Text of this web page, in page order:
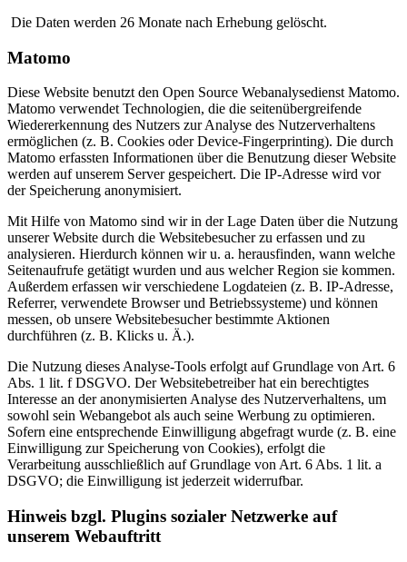
Die Daten werden 26 Monate nach Erhebung gelöscht.
Matomo
Diese Website benutzt den Open Source Webanalysedienst Matomo.
Matomo verwendet Technologien, die die seitenübergreifende
Wiedererkennung des Nutzers zur Analyse des Nutzerverhaltens
ermöglichen (z. B. Cookies oder Device-Fingerprinting). Die durch
Matomo erfassten Informationen über die Benutzung dieser Website
werden auf unserem Server gespeichert. Die IP-Adresse wird vor
der Speicherung anonymisiert.
Mit Hilfe von Matomo sind wir in der Lage Daten über die Nutzung
unserer Website durch die Websitebesucher zu erfassen und zu
analysieren. Hierdurch können wir u. a. herausfinden, wann welche
Seitenaufrufe getätigt wurden und aus welcher Region sie kommen.
Außerdem erfassen wir verschiedene Logdateien (z. B. IP-Adresse,
Referrer, verwendete Browser und Betriebssysteme) und können
messen, ob unsere Websitebesucher bestimmte Aktionen
durchführen (z. B. Klicks u. Ä.).
Die Nutzung dieses Analyse-Tools erfolgt auf Grundlage von Art. 6
Abs. 1 lit. f DSGVO. Der Websitebetreiber hat ein berechtigtes
Interesse an der anonymisierten Analyse des Nutzerverhaltens, um
sowohl sein Webangebot als auch seine Werbung zu optimieren.
Sofern eine entsprechende Einwilligung abgefragt wurde (z. B. eine
Einwilligung zur Speicherung von Cookies), erfolgt die
Verarbeitung ausschließlich auf Grundlage von Art. 6 Abs. 1 lit. a
DSGVO; die Einwilligung ist jederzeit widerrufbar.
Hinweis bzgl. Plugins sozialer Netzwerke auf
unserem Webauftritt